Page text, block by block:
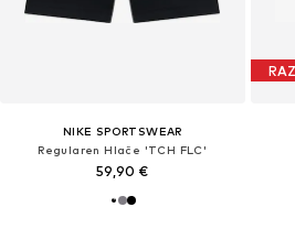
NIKE SPORTSWEAR
Regularen Hlače 'TCH FLC'
59,90 €